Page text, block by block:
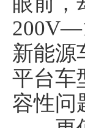
新能源
平台车
容性问